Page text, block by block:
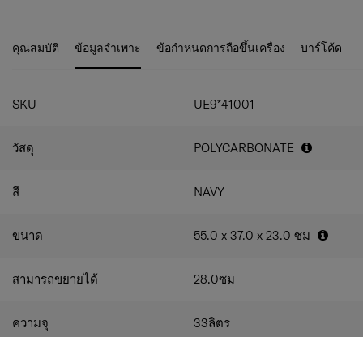
ระเบียบ
กุญแจล็อก TSA แบบรหัสบนแผงด้านบนเพื่อความ
สะดวก
ที่จับด้านบนและด้านข้างพร้อมฐานด้านข้าง
ซิปนิรภัยป้องกันการโจรกรรม
FT ที่หลากหลายและตอบโจทย์ทุกการใช้งาน ด้วยโครงสร้าง
จัดเก็บและหยิบของเป็นเรื่องง่ายและสะดวก แม้ในพื้นที่แคบ
เช่น ห้องพักในโรงแรมหรือภายในรถไฟ ความจุในการจัดเก็บ
ที่กว้างขวางได้รับการเพิ่มประสิทธิภาพด้วยความสามารถใน
ต้องการ นอกจากนี้ Zipprix FT ยังมาพร้อมฟีเจอร์จัดระเบียบ
คุณสมบัติ ข้อมูลจำเพาะ ข้อกำหนดการถือขึ้นเครื่อง บาร์โค้ด
SKU UE9*41001
วัสดุ POLYCARBONATE
สี NAVY
ขนาด 55.0 x 37.0 x 23.0 ซม
สามารถขยายได้ 28.0ซม
ความจุ 33ลิตร